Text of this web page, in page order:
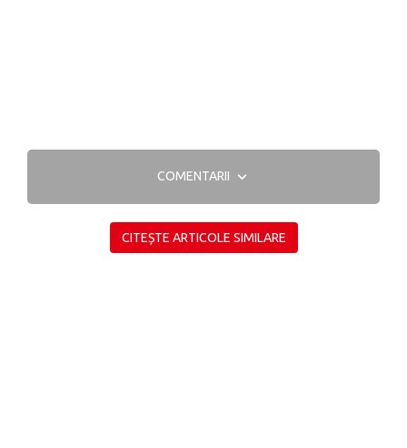
COMENTARII
CITEȘTE ARTICOLE SIMILARE